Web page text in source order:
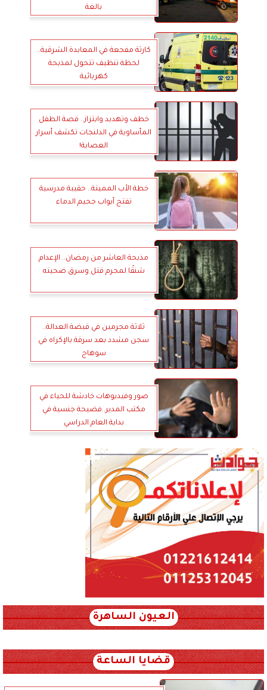
بالغة
كارثة مفجعة في المعابدة الشرقية..
لحظة تنظيف تتحول لمذبحة
كهربائية
خطف وتهديد وابتزاز.. قصة الطفل
المأساوية في الدلنجات تكشف أسرار
العصابة!
خطة الأب المميتة.. حقيبة مدرسية
تفتح أبواب جحيم الدماء
مذبحة العاشر من رمضان.. الإعدام
شنقًا لمجرم قتل وسرق ضحيته
ثلاثة مجرمين في قبضة العدالة..
سجن مشدد بعد سرقة بالإكراه في
سوهاج
صور وفيديوهات خادشة للحياء في
مكتب المدير..فضيحة جنسية في
بداية العام الدراسي
العيون الساهرة
قضايا الساعة